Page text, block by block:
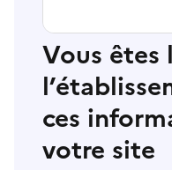
Vous êtes
ces
votre site